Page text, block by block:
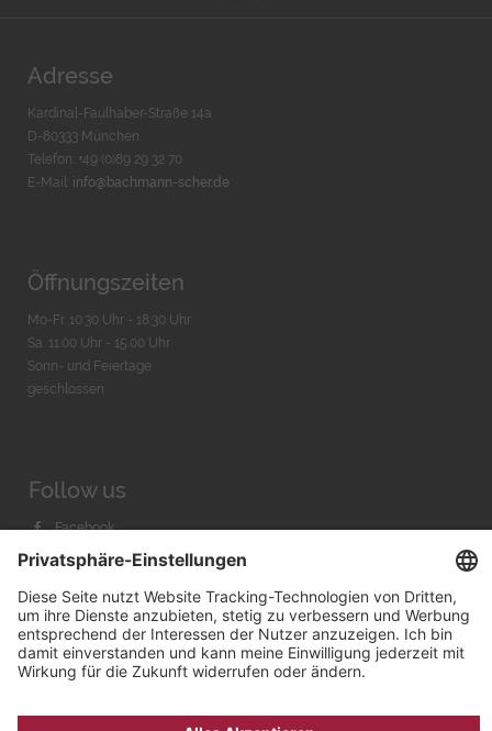
Adresse
Kardinal-Faulhaber-Straße 14a
D-80333 München
Telefon: +49 (0)89 29 32 70
E-Mail: info@bachmann-scher.de
Öffnungszeiten
Mo-Fr. 10:30 Uhr - 18:30 Uhr
Sa. 11:00 Uhr - 15.00 Uhr
Sonn- und Feiertage
geschlossen
Follow us
Facebook
Instagram
Youtube